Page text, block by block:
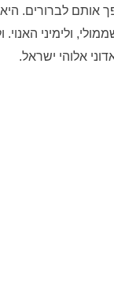
אותם לברורים.
ולימיני
אלוהי ישראל.